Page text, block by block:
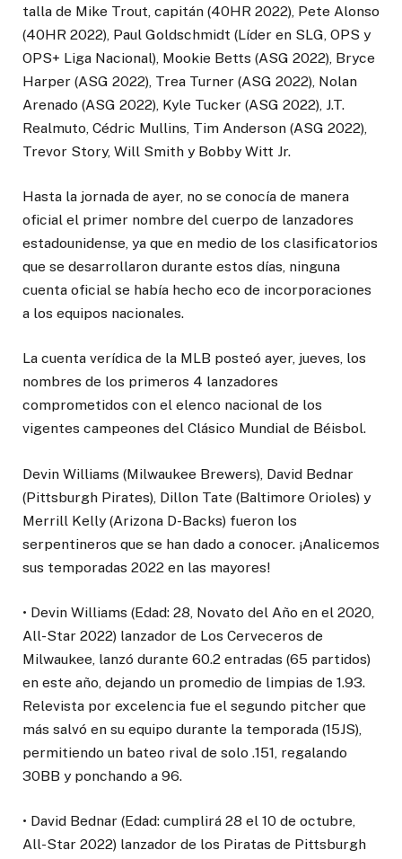
talla de Mike Trout, capitán (40HR 2022), Pete Alonso
(40HR 2022), Paul Goldschmidt (Líder en SLG, OPS y
OPS+ Liga Nacional), Mookie Betts (ASG 2022), Bryce
Harper (ASG 2022), Trea Turner (ASG 2022), Nolan
Arenado (ASG 2022), Kyle Tucker (ASG 2022), J.T.
Realmuto, Cédric Mullins, Tim Anderson (ASG 2022),
Trevor Story, Will Smith y Bobby Witt Jr.
Hasta la jornada de ayer, no se conocía de manera
oficial el primer nombre del cuerpo de lanzadores
estadounidense, ya que en medio de los clasificatorios
que se desarrollaron durante estos días, ninguna
cuenta oficial se había hecho eco de incorporaciones
a los equipos nacionales.
La cuenta verídica de la MLB posteó ayer, jueves, los
nombres de los primeros 4 lanzadores
comprometidos con el elenco nacional de los
vigentes campeones del Clásico Mundial de Béisbol.
Devin Williams (Milwaukee Brewers), David Bednar
(Pittsburgh Pirates), Dillon Tate (Baltimore Orioles) y
Merrill Kelly (Arizona D-Backs) fueron los
serpentineros que se han dado a conocer. ¡Analicemos
sus temporadas 2022 en las mayores!
• Devin Williams (Edad: 28, Novato del Año en el 2020,
All-Star 2022) lanzador de Los Cerveceros de
Milwaukee, lanzó durante 60.2 entradas (65 partidos)
en este año, dejando un promedio de limpias de 1.93.
Relevista por excelencia fue el segundo pitcher que
más salvó en su equipo durante la temporada (15JS),
permitiendo un bateo rival de solo .151, regalando
30BB y ponchando a 96.
• David Bednar (Edad: cumplirá 28 el 10 de octubre,
All-Star 2022) lanzador de los Piratas de Pittsburgh